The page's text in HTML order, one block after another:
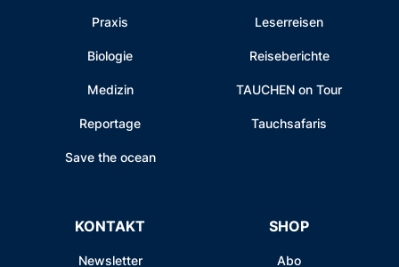
Praxis
Biologie
Medizin
Reportage
Save the ocean
Leserreisen
Reiseberichte
TAUCHEN on Tour
Tauchsafaris
KONTAKT
Newsletter
SHOP
Abo